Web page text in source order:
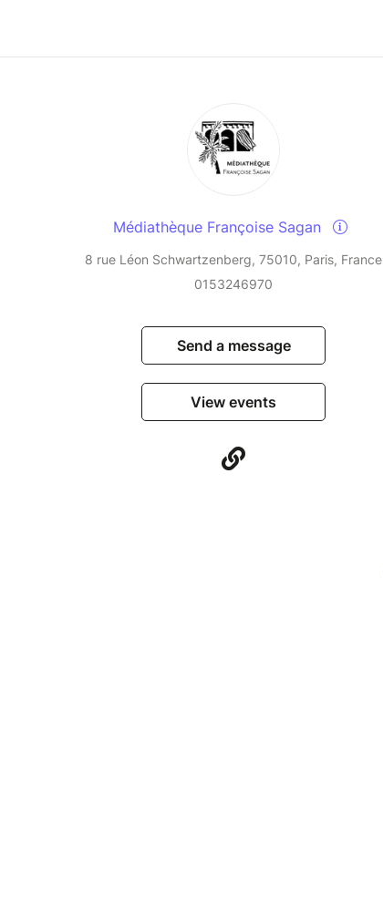
Médiathèque Françoise Sagan
8 rue Léon Schwartzenberg, 75010, Paris, France
0153246970
Send a message
View events